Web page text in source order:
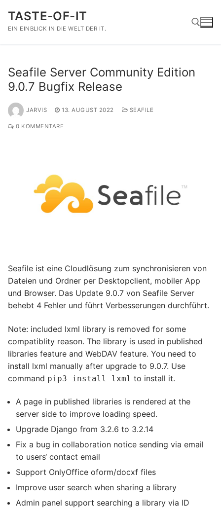
Inhalt
springen
TASTE-OF-IT
EIN EINBLICK IN DIE WELT DER IT.
Seafile Server Community Edition
9.0.7 Bugfix Release
JARVIS 13. AUGUST 2022 SEAFILE
0 KOMMENTARE
Seafile ist eine Cloudlösung zum synchronisieren von
Dateien und Ordner per Desktopclient, mobiler App
und Browser. Das Update 9.0.7 von Seafile Server
behebt 4 Fehler und führt Verbesserungen durchführt.
Note: included lxml library is removed for some
compatiblity reason. The library is used in published
libraries feature and WebDAV feature. You need to
install lxml manually after upgrade to 9.0.7. Use
command pip3 install lxml to install it.
A page in published libraries is rendered at the
server side to improve loading speed.
Upgrade Django from 3.2.6 to 3.2.14
Fix a bug in collaboration notice sending via email
to users‘ contact email
Support OnlyOffice oform/docxf files
Improve user search when sharing a library
Admin panel support searching a library via ID